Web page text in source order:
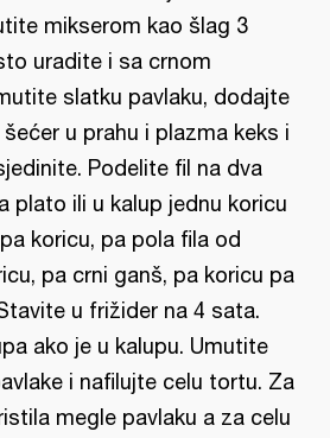
mikserom kao šlag 3
uradite i sa crnom
slatku pavlaku, dodajte
u prahu i plazma keks i
Podelite fil na dva
plato ili u kalup jednu koricu
koricu, pa pola fila od
pa crni ganš, pa koricu pa
u frižider na 4 sata.
ako je u kalupu. Umutite
i nafilujte celu tortu. Za
megle pavlaku a za celu